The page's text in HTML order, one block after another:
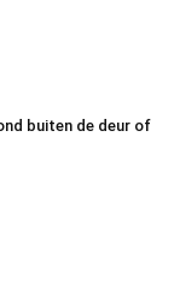
buiten de deur of